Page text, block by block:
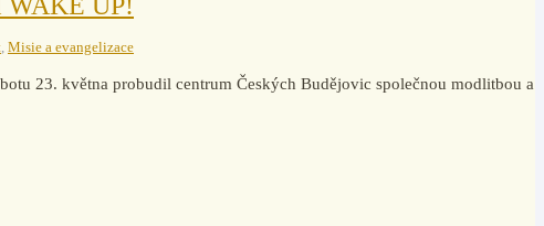
, Misie a evangelizace
23. května probudil centrum Českých Budějovic společnou modlitbou a